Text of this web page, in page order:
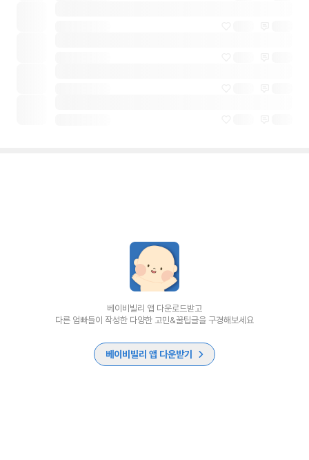
베이비빌리 앱 다운로드받고
다른 엄빠들이 작성한 다양한 고민&꿀팁글을 구경해보세요
베이비빌리 앱 다운받기